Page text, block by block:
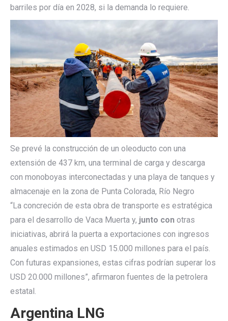
barriles por día en 2028, si la demanda lo requiere.
Se prevé la construcción de un oleoducto con una
extensión de 437 km, una terminal de carga y descarga
con monoboyas interconectadas y una playa de tanques y
almacenaje en la zona de Punta Colorada, Río Negro
“La concreción de esta obra de transporte es estratégica
para el desarrollo de Vaca Muerta y, junto con otras
iniciativas, abrirá la puerta a exportaciones con ingresos
anuales estimados en USD 15.000 millones para el país.
Con futuras expansiones, estas cifras podrían superar los
USD 20.000 millones”, afirmaron fuentes de la petrolera
estatal.
Argentina LNG